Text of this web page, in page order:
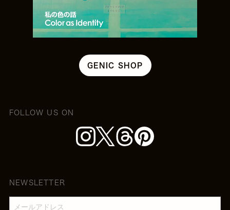
GENIC SHOP
FOLLOW US ON
NEWSLETTER